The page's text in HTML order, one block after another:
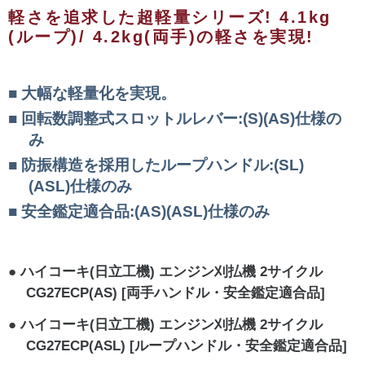
軽さを追求した超軽量シリーズ! 4.1kg
(ループ)/ 4.2kg(両手)の軽さを実現!
大幅な軽量化を実現。
回転数調整式スロットルレバー:(S)(AS)仕様の
み
防振構造を採用したループハンドル:(SL)
(ASL)仕様のみ
安全鑑定適合品:(AS)(ASL)仕様のみ
ハイコーキ(日立工機) エンジン刈払機 2サイクル
CG27ECP(AS) [両手ハンドル・安全鑑定適合品]
ハイコーキ(日立工機) エンジン刈払機 2サイクル
CG27ECP(ASL) [ループハンドル・安全鑑定適合品]